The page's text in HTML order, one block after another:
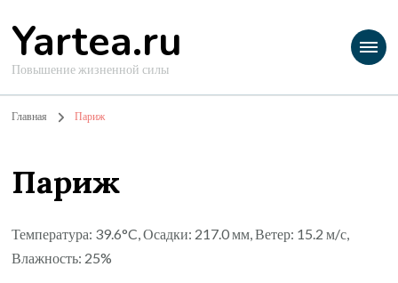
Yartea.ru
Повышение жизненной силы
Главная Париж
Париж
Температура: 39.6°C, Осадки: 217.0 мм, Ветер: 15.2 м/с,
Влажность: 25%